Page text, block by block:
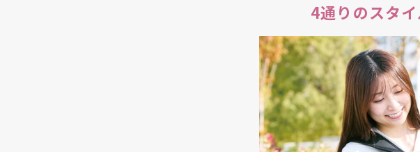
4通りのスタ